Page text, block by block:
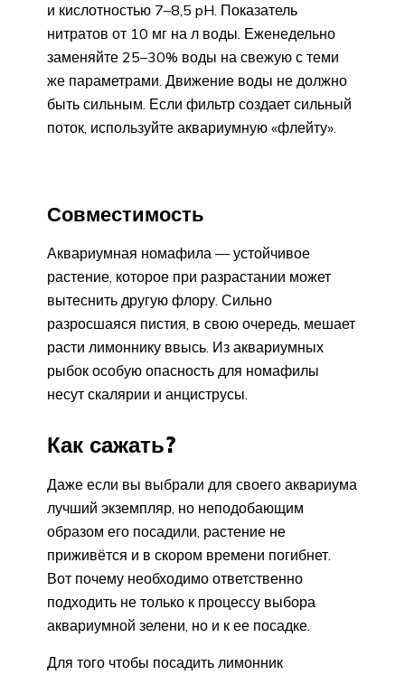
и кислотностью 7–8,5 pH. Показатель
нитратов от 10 мг на л воды. Еженедельно
заменяйте 25–30% воды на свежую с теми
же параметрами. Движение воды не должно
быть сильным. Если фильтр создает сильный
поток, используйте аквариумную «флейту».
Совместимость
Аквариумная номафила — устойчивое
растение, которое при разрастании может
вытеснить другую флору. Сильно
разросшаяся пистия, в свою очередь, мешает
расти лимоннику ввысь. Из аквариумных
рыбок особую опасность для номафилы
несут скалярии и анциструсы.
Как сажать?
Даже если вы выбрали для своего аквариума
лучший экземпляр, но неподобающим
образом его посадили, растение не
приживётся и в скором времени погибнет.
Вот почему необходимо ответственно
подходить не только к процессу выбора
аквариумной зелени, но и к ее посадке.
Для того чтобы посадить лимонник